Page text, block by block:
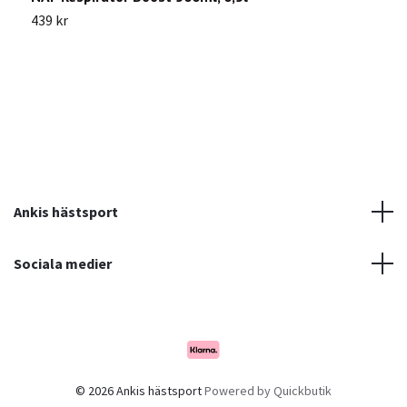
439 kr
Ankis hästsport
Sociala medier
© 2026 Ankis hästsportPowered by Quickbutik